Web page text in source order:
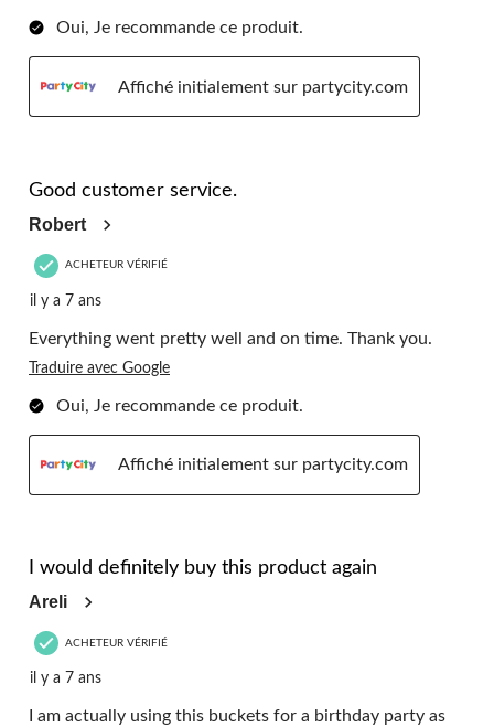
Oui, Je recommande ce produit.
Affiché initialement sur partycity.com
Good customer service.
Robert
ACHETEUR VÉRIFIÉ
il y a 7 ans
Everything went pretty well and on time. Thank you.
Traduire avec Google
Oui, Je recommande ce produit.
Affiché initialement sur partycity.com
I would definitely buy this product again
Areli
ACHETEUR VÉRIFIÉ
il y a 7 ans
I am actually using this buckets for a birthday party as